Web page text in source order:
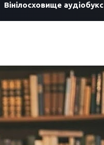
Вінілосховище аудіобукс